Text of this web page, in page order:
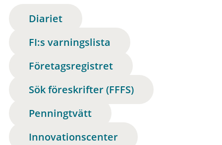
Diariet
FI:s varningslista
Företagsregistret
Sök föreskrifter (FFFS)
Penningtvätt
Innovationscenter